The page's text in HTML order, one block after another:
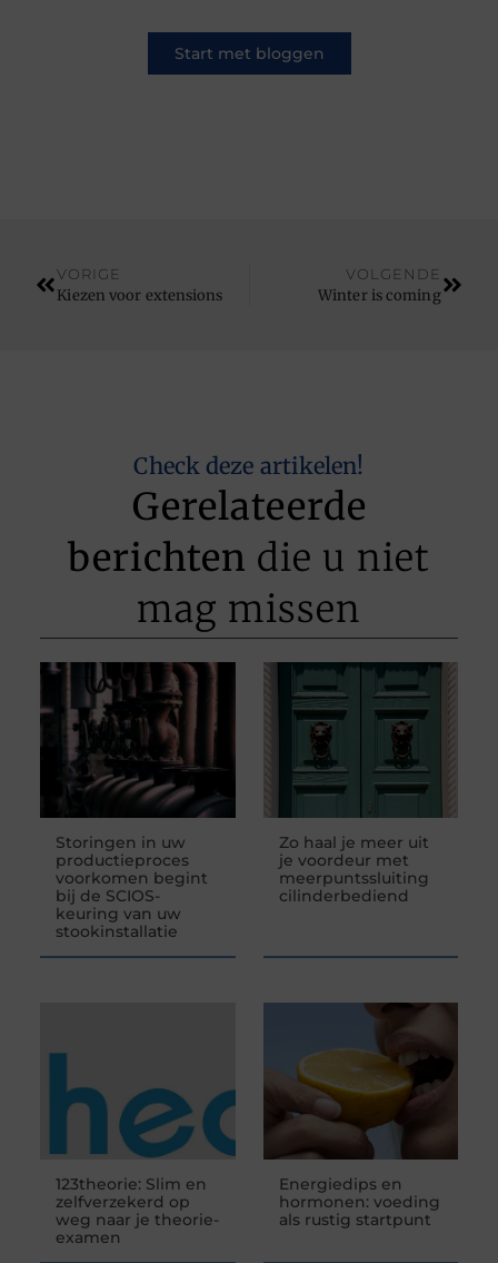
Start met bloggen
VORIGE
Kiezen voor extensions
VOLGENDE
Winter is coming
Check deze artikelen!
Gerelateerde
berichten die u niet
mag missen
Storingen in uw
productieproces
voorkomen begint
bij de SCIOS-
keuring van uw
stookinstallatie
Zo haal je meer uit
je voordeur met
meerpuntssluiting
cilinderbediend
123theorie: Slim en
zelfverzekerd op
weg naar je theorie-
examen
Energiedips en
hormonen: voeding
als rustig startpunt